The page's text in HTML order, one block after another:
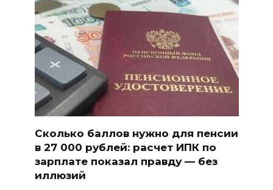
Сколько баллов нужно для пенсии
в 27 000 рублей: расчет ИПК по
зарплате показал правду — без
иллюзий